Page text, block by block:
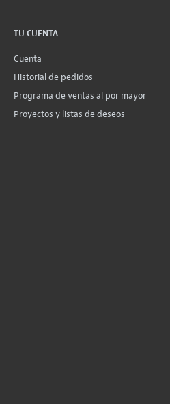
TU CUENTA
Cuenta
Historial de pedidos
Programa de ventas al por mayor
Proyectos y listas de deseos